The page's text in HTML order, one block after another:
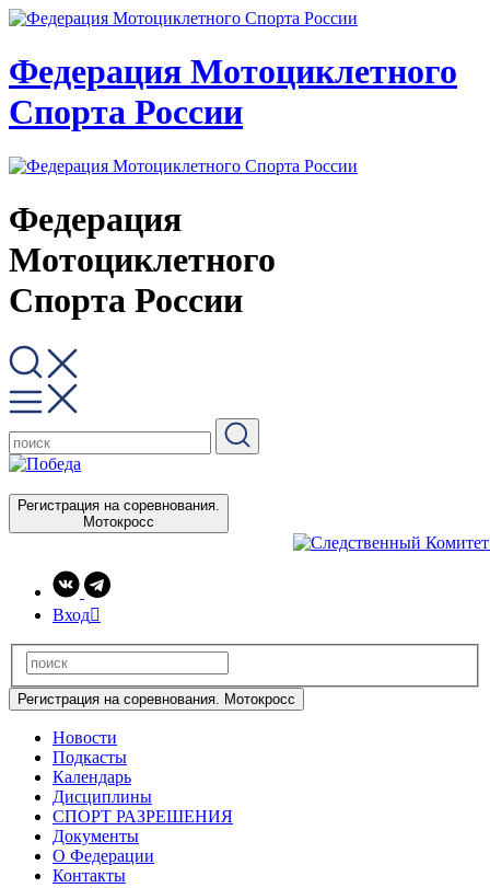
Федерация Мотоциклетного
Спорта России
Федерация
Мотоциклетного
Спорта России
Регистрация на соревнования.
Мотокросс
Вход
Регистрация на соревнования. Мотокросс
Новости
Подкасты
Календарь
Дисциплины
СПОРТ РАЗРЕШЕНИЯ
Документы
О Федерации
Контакты